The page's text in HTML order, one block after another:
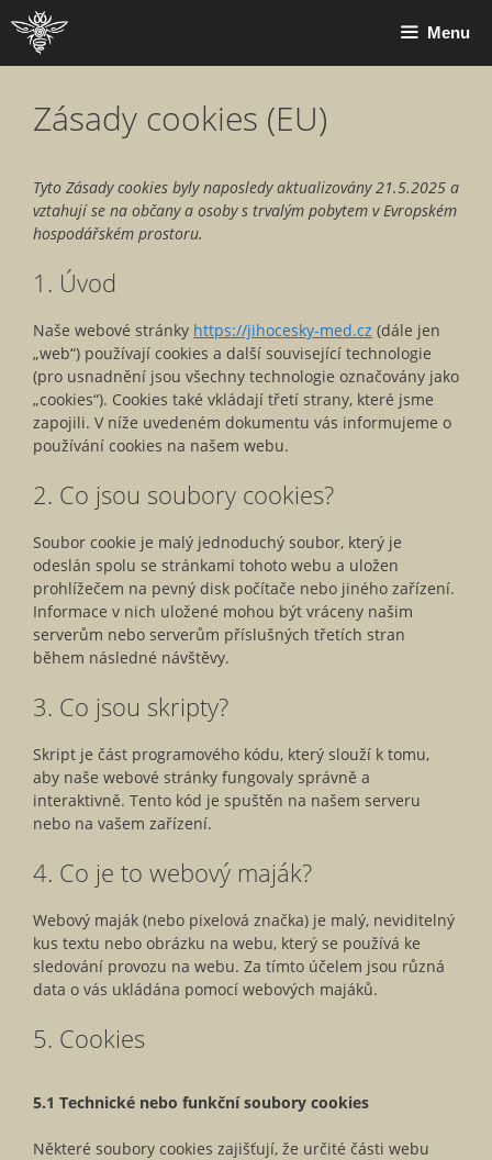
Přeskočit
na
obsah
Menu
Zásady cookies (EU)
Tyto Zásady cookies byly naposledy aktualizovány 21.5.2025 a
vztahují se na občany a osoby s trvalým pobytem v Evropském
hospodářském prostoru.
1. Úvod
Naše webové stránky https://jihocesky-med.cz (dále jen
„web“) používají cookies a další související technologie
(pro usnadnění jsou všechny technologie označovány jako
„cookies“). Cookies také vkládají třetí strany, které jsme
zapojili. V níže uvedeném dokumentu vás informujeme o
používání cookies na našem webu.
2. Co jsou soubory cookies?
Soubor cookie je malý jednoduchý soubor, který je
odeslán spolu se stránkami tohoto webu a uložen
prohlížečem na pevný disk počítače nebo jiného zařízení.
Informace v nich uložené mohou být vráceny našim
serverům nebo serverům příslušných třetích stran
během následné návštěvy.
3. Co jsou skripty?
Skript je část programového kódu, který slouží k tomu,
aby naše webové stránky fungovaly správně a
interaktivně. Tento kód je spuštěn na našem serveru
nebo na vašem zařízení.
4. Co je to webový maják?
Webový maják (nebo pixelová značka) je malý, neviditelný
kus textu nebo obrázku na webu, který se používá ke
sledování provozu na webu. Za tímto účelem jsou různá
data o vás ukládána pomocí webových majáků.
5. Cookies
5.1 Technické nebo funkční soubory cookies
Některé soubory cookies zajišťují, že určité části webu